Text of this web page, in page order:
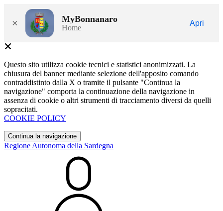
× MyBonnanaro
Home
Apri
Questo sito utilizza cookie tecnici e statistici anonimizzati. La
chiusura del banner mediante selezione dell'apposito comando
contraddistinto dalla X o tramite il pulsante "Continua la
navigazione" comporta la continuazione della navigazione in
assenza di cookie o altri strumenti di tracciamento diversi da quelli
sopracitati.
COOKIE POLICY
Continua la navigazione
Regione Autonoma della Sardegna